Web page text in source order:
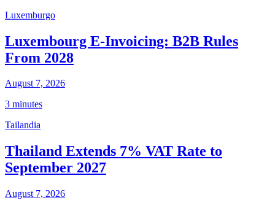
Luxemburgo
Luxembourg E-Invoicing: B2B Rules
From 2028
August 7, 2026
3 minutes
Tailandia
Thailand Extends 7% VAT Rate to
September 2027
August 7, 2026